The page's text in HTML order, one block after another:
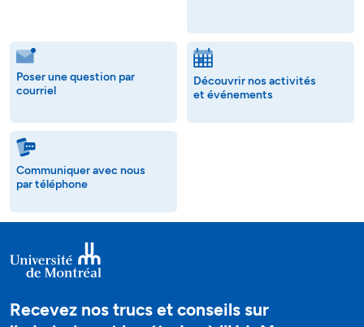
Poser une question par
courriel
Découvrir nos activités
et événements
Communiquer avec nous
par téléphone
Recevez nos trucs et conseils sur